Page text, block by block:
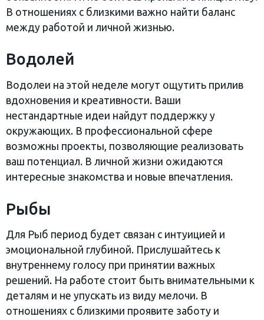
В отношениях с близкими важно найти баланс
между работой и личной жизнью.
Водолей
Водолеи на этой неделе могут ощутить прилив
вдохновения и креативности. Ваши
нестандартные идеи найдут поддержку у
окружающих. В профессиональной сфере
возможны проекты, позволяющие реализовать
ваш потенциал. В личной жизни ожидаются
интересные знакомства и новые впечатления.
Рыбы
Для Рыб период будет связан с интуицией и
эмоциональной глубиной. Прислушайтесь к
внутреннему голосу при принятии важных
решений. На работе стоит быть внимательными к
деталям и не упускать из виду мелочи. В
отношениях с близкими проявите заботу и